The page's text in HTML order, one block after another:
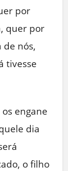
por
quer por
nós,
tivesse
engane
dia
o filho